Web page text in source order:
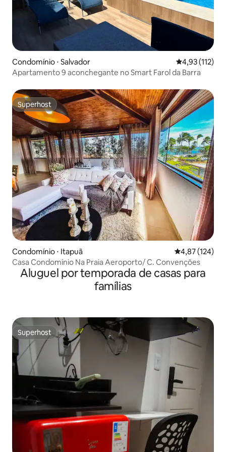
Condomínio ⋅ Salvador 4,93 de uma
4,93 (112)
Apartamento 9 aconchegante no Smart Farol da Barra
Superhost
Superhost
Condomínio ⋅ Itapuã 4,87 de uma
4,87 (124)
Casa Condomínio Na Praia Aeroporto/ C. Convenções
Aluguel por temporada de casas para
famílias
Superhost
Superhost